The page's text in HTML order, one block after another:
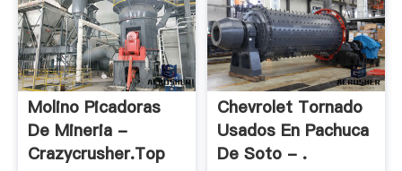
Molino Picadoras
De Mineria -
Crazycrusher.top
Chevrolet Tornado
Usados En Pachuca
De Soto - .